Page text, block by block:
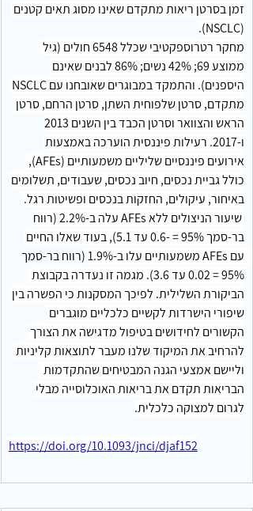
זמן בסרטן ריאות מתקדם שאינו מסוג תאים קטנים
(NSCLC).
מחקר רטרוספקטיבי שכלל 6548 חולים (גיל
ממוצע 69; 42% נשים; 86% לבנים שאינם
מתקדם, סרטן שלפוחית השתן, סרטן הרחם, סרטן
ו-2017. רעילות פיננסית הוערכה באמצעות
אירועים פיננסיים שליליים משמעותיים (AFEs),
כולל גביית נכסים, חיוב נכסים, שעבודים, תשלומים
באיחור, עיקולים, החזקות בנכסים ופשיטות רגל.
שיעור הניצולים ללא AFEs עלה ב-2.2% (רווח
בר-סמך 95% = -0.6 עד 5.1), בעוד שאלו החיים
עם AFEs משמעותיים עלו ב-1.9% (רווח בר-סמך
95% = 0.02 עד 3.6). מגמה זו נעדרה בקבוצת
הביקורת השלילית. לפיכך המסקנות כי הפשרה בין
שיפורי הישרדות לקשיים כלכליים מוגברים
הקשורים לחידושים בטיפול מדגישה את הצורך
להרחיב את המיקוד שלנו מעבר לתוצאות קליניות
וליישם אמצעי הגנה המבטיחים שהתקדמות
הבריאות תקדם את בריאות האוכלוסייה מבלי
לגרום למצוקה כלכלית.
https://doi.org/10.1093/jnci/djaf152